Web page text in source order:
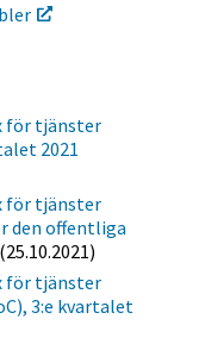
för tjänster
2021
för tjänster
den offentliga
(25.10.2021)
för tjänster
3:e kvartalet